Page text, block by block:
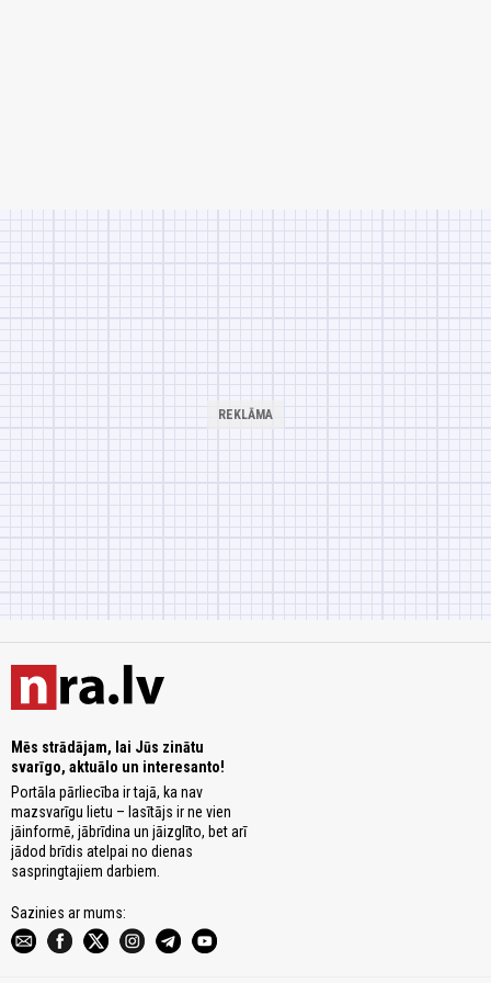
Mēs strādājam, lai Jūs zinātu
svarīgo, aktuālo un interesanto!
Portāla pārliecība ir tajā, ka nav
mazsvarīgu lietu – lasītājs ir ne vien
jāinformē, jābrīdina un jāizglīto, bet arī
jādod brīdis atelpai no dienas
saspringtajiem darbiem.
Sazinies ar mums: